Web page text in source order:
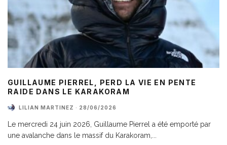
GUILLAUME PIERREL, PERD LA VIE EN PENTE
RAIDE DANS LE KARAKORAM
LILIAN MARTINEZ · 28/06/2026
Le mercredi 24 juin 2026, Guillaume Pierrel a été emporté par
une avalanche dans le massif du Karakoram,...